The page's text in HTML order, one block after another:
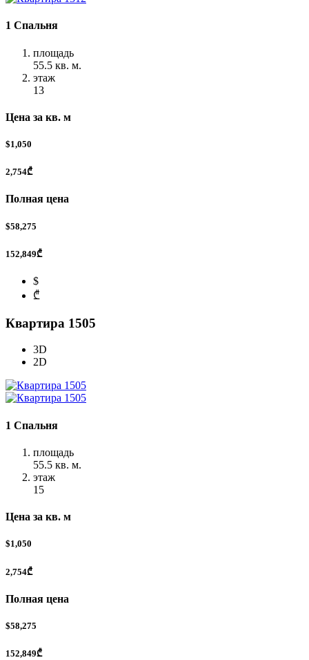
1 Спальня
площадь
55.5 кв. м.
этаж
13
Цена за кв. м
$1,050
2,754₾
Полная цена
$58,275
152,849₾
$
₾
Квартира 1505
3D
2D
1 Спальня
площадь
55.5 кв. м.
этаж
15
Цена за кв. м
$1,050
2,754₾
Полная цена
$58,275
152,849₾